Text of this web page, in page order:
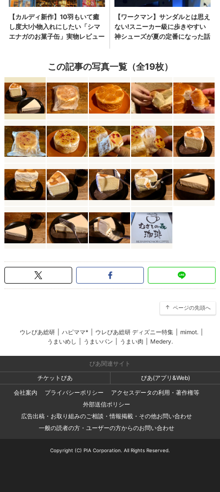
この記事の写真一覧（全19枚）
ページの先頭へ
ウレぴあ総研 ハピママ* ウレぴあ総研 ディズニー特集 mimot.
うまいめし
うまいパン うまい肉 Medery.
ぴあ関連サイト
チケットぴあ
ぴあ(アプリ&Web)
会社案内
プライバシーポリシー
アクセスデータの利用・著作権等
外部送信ポリシー
広告出稿・お取り組みのご相談・情報掲載・その他お問い合わせ
一般の読者の方・ユーザーの方からのお問い合わせ
Copyright (C) PIA Corporation. All Rights Reserved.